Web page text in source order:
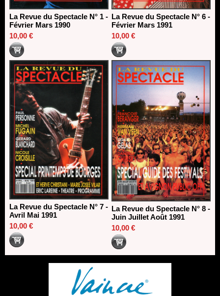
La Revue du Spectacle N° 1 -
Février Mars 1990
10,00 €
La Revue du Spectacle N° 6 -
Février Mars 1991
10,00 €
La Revue du Spectacle N° 7 -
Avril Mai 1991
10,00 €
La Revue du Spectacle N° 8 -
Juin Juillet Août 1991
10,00 €